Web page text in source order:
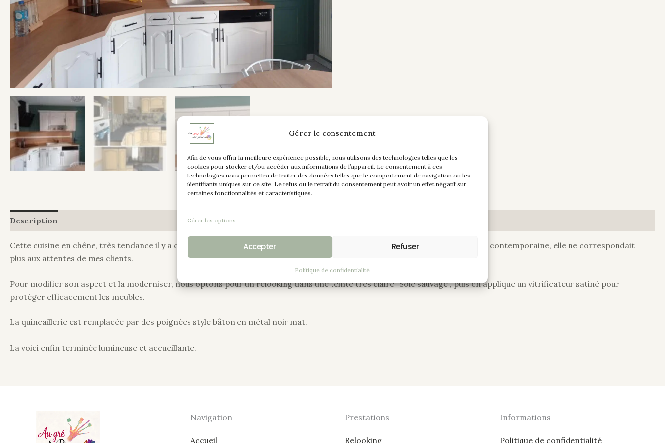
Gérer le consentement
Afin de vous offrir la meilleure expérience possible, nous utilisons des technologies telles que les
cookies pour stocker et/ou accéder aux informations de l’appareil. Le consentement à ces
technologies nous permettra de traiter des données telles que le comportement de navigation ou les
identifiants uniques sur ce site. Le refus ou le retrait du consentement peut avoir un effet négatif sur
certaines fonctionnalités et caractéristiques.
Gérer les options
Accepter Refuser
Politique de confidentialité
Description Informations complémentaires
Cette cuisine en chêne, très tendance il y a quelques années, mais un peu passée de mode aujourd’hui. Trop sombre, pas assez contemporaine, elle ne correspondait
plus aux attentes de mes clients.
Pour modifier son aspect et la moderniser, nous optons pour un relooking dans une teinte très claire “Soie sauvage”, puis on applique un vitrificateur satiné pour
protéger efficacement les meubles.
La quincaillerie est remplacée par des poignées style bâton en métal noir mat.
La voici enfin terminée lumineuse et accueillante.
Navigation
Accueil
Prestations
Relooking
Informations
Politique de confidentialité